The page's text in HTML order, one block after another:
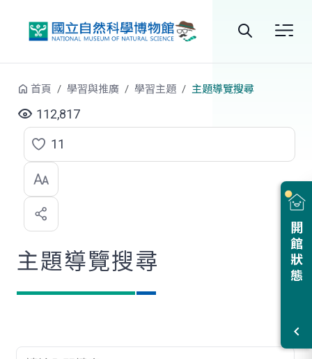
站
尋
開館狀態
首頁 學習與推廣 學習主題 主題導覽搜尋
112,817
點
選
喜
歡
11
主題導覽搜尋
查詢關鍵字